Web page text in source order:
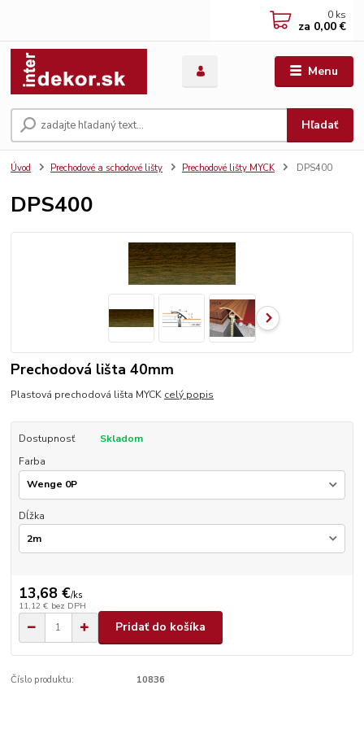
Menu
Hľadať
0 ks
za 0,00 €
Úvod Prechodové a schodové lišty Prechodové lišty MYCK DPS400
DPS400
Prechodová lišta 40mm
Plastová prechodová lišta MYCK celý popis
Dostupnosť
Skladom
Farba
Dĺžka
13,68 €/ks
11,12 € bez DPH
Pridať do košíka
Číslo produktu: 10836